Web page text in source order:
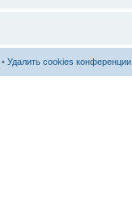
• Удалить cookies конференции